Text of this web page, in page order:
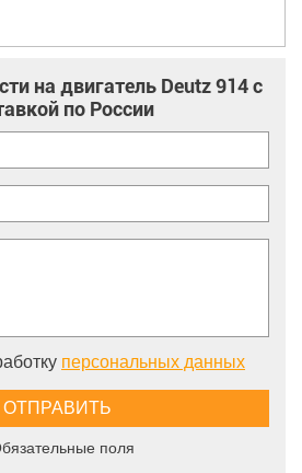
на двигатель Deutz 914 с
по России
персональных данных
поля